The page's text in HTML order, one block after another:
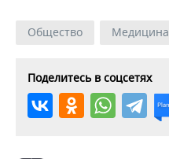
Общество Медицина
Поделитесь в соцсетях